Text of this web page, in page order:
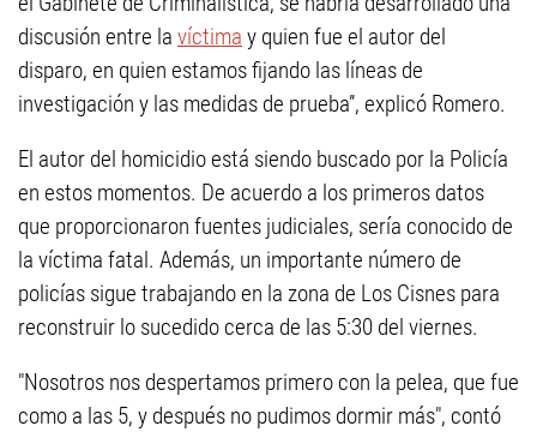
discusión entre la víctima y quien fue el autor del
disparo, en quien estamos fijando las líneas de
investigación y las medidas de prueba”, explicó Romero.
El autor del homicidio está siendo buscado por la Policía
en estos momentos. De acuerdo a los primeros datos
que proporcionaron fuentes judiciales, sería conocido de
la víctima fatal. Además, un importante número de
policías sigue trabajando en la zona de Los Cisnes para
reconstruir lo sucedido cerca de las 5:30 del viernes.
"Nosotros nos despertamos primero con la pelea, que fue
como a las 5, y después no pudimos dormir más", contó